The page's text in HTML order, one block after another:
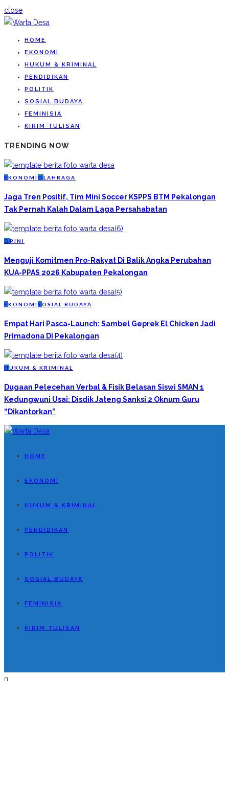
close
HOME
EKONOMI
HUKUM & KRIMINAL
PENDIDIKAN
POLITIK
SOSIAL BUDAYA
FEMINISIA
KIRIM TULISAN
TRENDING NOW
EKONOMI O LAHRAGA
Jaga Tren Positif, Tim Mini Soccer KSPPS BTM Pekalongan
Tak Pernah Kalah Dalam Laga Persahabatan
O PINI
Menguji Komitmen Pro-Rakyat Di Balik Angka Perubahan
KUA-PPAS 2026 Kabupaten Pekalongan
EKONOMI S OSIAL BUDAYA
Empat Hari Pasca-Launch: Sambel Geprek El Chicken Jadi
Primadona Di Pekalongan
H UKUM & KRIMINAL
Dugaan Pelecehan Verbal & Fisik Belasan Siswi SMAN 1
Kedungwuni Usai: Disdik Jateng Sanksi 2 Oknum Guru
“Dikantorkan”
HOME
EKONOMI
HUKUM & KRIMINAL
PENDIDIKAN
POLITIK
SOSIAL BUDAYA
FEMINISIA
KIRIM TULISAN
n